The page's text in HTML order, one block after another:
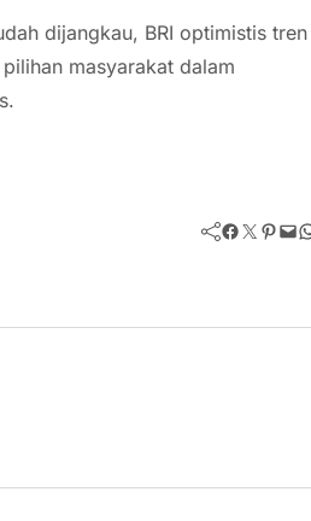
dijangkau, BRI optimistis tren
masyarakat dalam
Facebook Twitter Pinterest Mail WhatsApp